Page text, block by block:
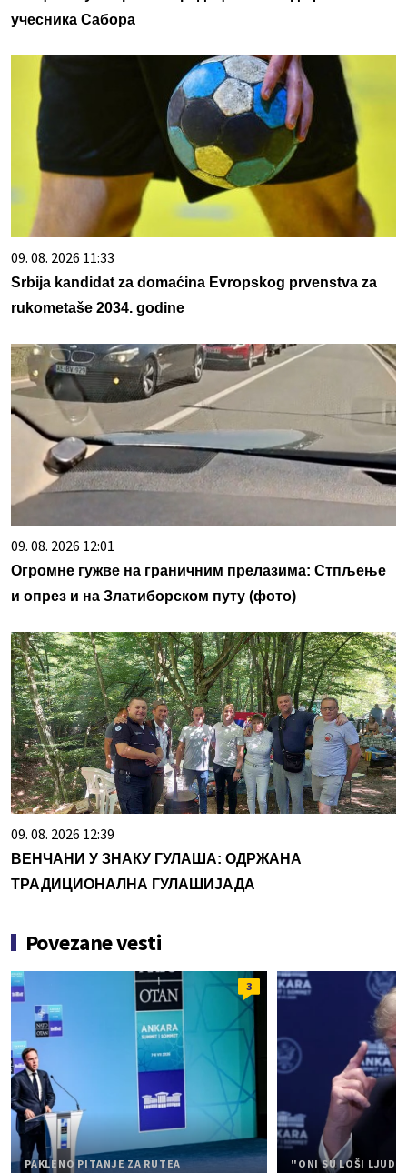
учесника Сабора
09. 08. 2026 11:33
Srbija kandidat za domaćina Evropskog prvenstva za
rukometaše 2034. godine
09. 08. 2026 12:01
Огромне гужве на граничним прелазима: Стпљење
и опрез и на Златиборском путу (фото)
09. 08. 2026 12:39
ВЕНЧАНИ У ЗНАКУ ГУЛАША: ОДРЖАНА
ТРАДИЦИОНАЛНА ГУЛАШИЈАДА
Povezane vesti
3
PAKLENO PITANJE ZA RUTEA "ONI SU LOŠI LJUDI"